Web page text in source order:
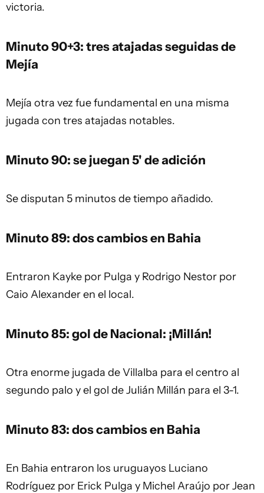
victoria.
Minuto 90+3: tres atajadas seguidas de
Mejía
Mejía otra vez fue fundamental en una misma
jugada con tres atajadas notables.
Minuto 90: se juegan 5' de adición
Se disputan 5 minutos de tiempo añadido.
Minuto 89: dos cambios en Bahia
Entraron Kayke por Pulga y Rodrigo Nestor por
Caio Alexander en el local.
Minuto 85: gol de Nacional: ¡Millán!
Otra enorme jugada de Villalba para el centro al
segundo palo y el gol de Julián Millán para el 3-1.
Minuto 83: dos cambios en Bahia
En Bahia entraron los uruguayos Luciano
Rodríguez por Erick Pulga y Michel Araújo por Jean